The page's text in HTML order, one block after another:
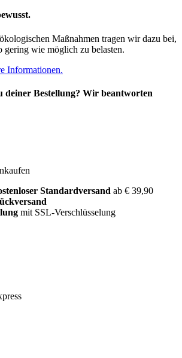
Maßnahmen tragen wir dazu bei,
wie möglich zu belasten.
Informationen.
deiner Bestellung? Wir beantworten
Standardversand ab € 39,90
mit SSL-Verschlüsselung